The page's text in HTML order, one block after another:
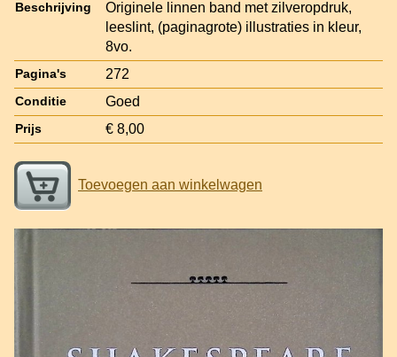
Beschrijving
Originele linnen band met zilveropdruk,
leeslint, (paginagrote) illustraties in kleur,
8vo.
Pagina's 272
Conditie Goed
Prijs € 8,00
Toevoegen aan winkelwagen